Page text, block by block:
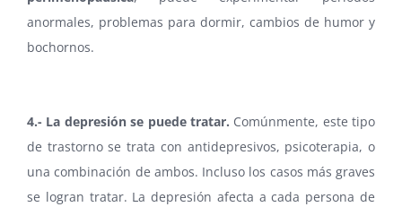
anormales, problemas para dormir, cambios de humor y
bochornos.
4.- La depresión se puede tratar. Comúnmente, este tipo
de trastorno se trata con antidepresivos, psicoterapia, o
una combinación de ambos. Incluso los casos más graves
se logran tratar. La depresión afecta a cada persona de